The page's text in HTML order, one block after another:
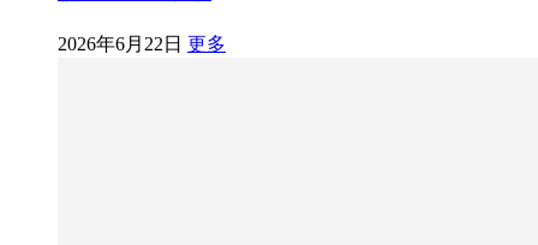
2026年6月22日 更多